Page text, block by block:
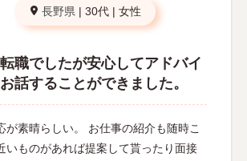
長野県 | 30代 | 女性
職でしたが安心してアドバイ
話することができました。
が素晴らしい。 お仕事の紹介も随時こ
いものがあれば提案して貰ったり面接